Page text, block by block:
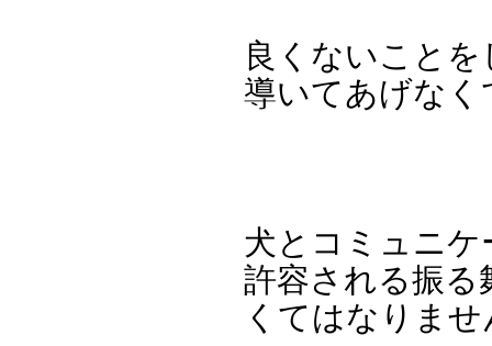
良くないこと
導いてあげな
犬とコミュニ
許容される振る
くてはなりませ